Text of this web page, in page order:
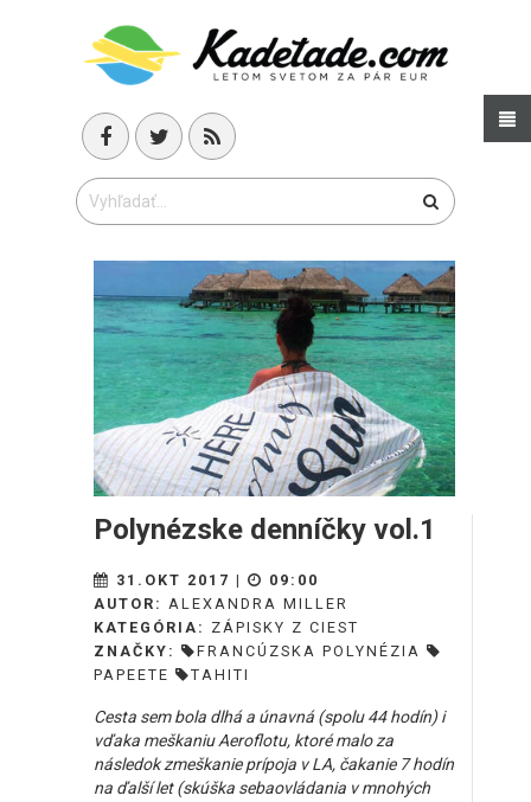
Polynézske denníčky vol.1
31.OKT 2017 |
09:00
AUTOR: ALEXANDRA MILLER
KATEGÓRIA: ZÁPISKY Z CIEST
ZNAČKY:
FRANCÚZSKA POLYNÉZIA
PAPEETE
TAHITI
Cesta sem bola dlhá a únavná (spolu 44 hodín) i
vďaka meškaniu Aeroflotu, ktoré malo za
následok zmeškanie prípoja v LA, čakanie 7 hodín
na ďalší let (skúška sebaovládania v mnohých